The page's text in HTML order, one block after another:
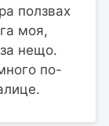
ползвах
моя,
нещо.
по-